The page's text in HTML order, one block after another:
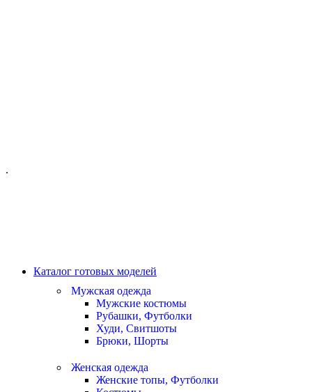
.
Каталог готовых моделей
Мужская одежда
Мужские костюмы
Рубашки, Футболки
Худи, Свитшоты
Брюки, Шорты
Женская одежда
Женские топы, Футболки